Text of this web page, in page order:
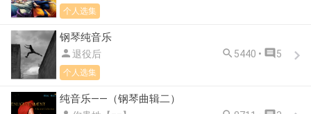
个人选集
钢琴纯音乐
退役后  5440 •  5
个人选集
纯音乐——（钢琴曲辑二）